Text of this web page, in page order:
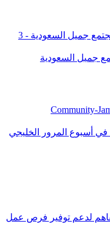
أسبوع المرور الخليجي
لدعم توفير فرص عمل